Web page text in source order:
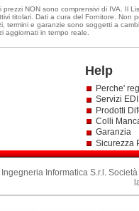
prezzi NON sono comprensivi di IVA. Il
titolari. Dati a cura del Fornitore. Non
termini e garanzie sono soggetti a
aggiornati in tempo reale.
Help
Perche'
Servizi
Prodotti
Colli
Garanzia
Sicurezza
Informatica S.r.l .